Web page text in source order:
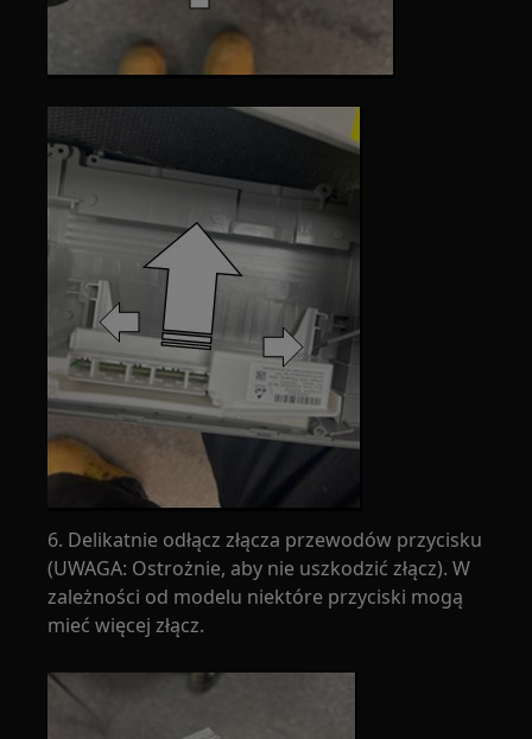
6. Delikatnie odłącz złącza przewodów przycisku
(UWAGA: Ostrożnie, aby nie uszkodzić złącz). W
zależności od modelu niektóre przyciski mogą
mieć więcej złącz.